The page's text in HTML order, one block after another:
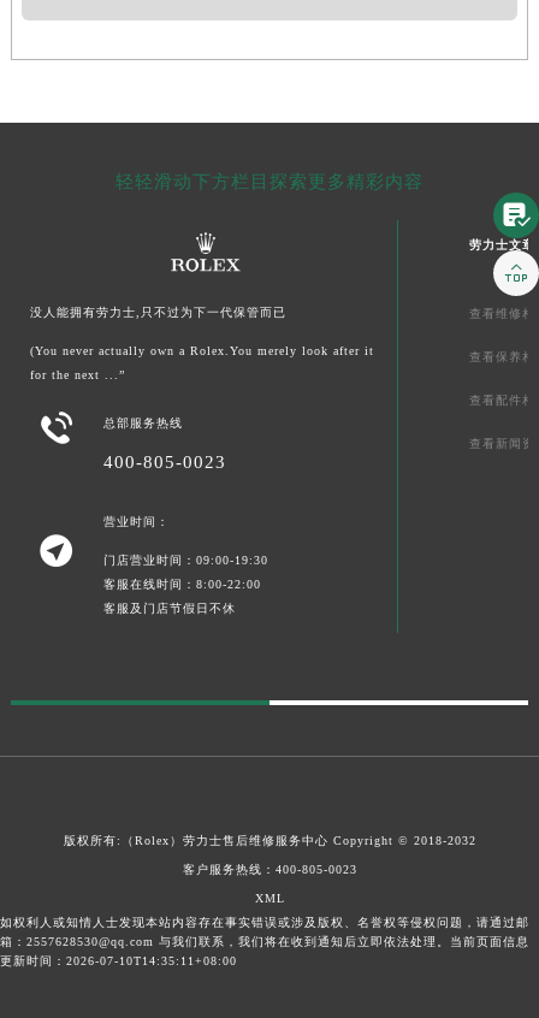
轻轻滑动下方栏目探索更多精彩内容
没人能拥有劳力士,只不过为下一代保管而已
(You never actually own a Rolex.You merely look after it
for the next ...”
 总部服务热线
400-805-0023

营业时间：
门店营业时间：09:00-19:30
客服在线时间：8:00-22:00
客服及门店节假日不休
劳力士文章
查看维修相
查看保养相
查看配件相
查看新闻资
版权所有:（Rolex） 劳力士售后维修服务中心 Copyright © 2018-2032
客户服务热线： 400-805-0023
XML
如权利人或知情人士发现本站内容存在事实错误或涉及版权、名誉权等侵权问题，请通过邮
箱：2557628530@qq.com 与我们联系，我们将在收到通知后立即依法处理。当前页面信息
更新时间：2026-07-10T14:35:11+08:00

